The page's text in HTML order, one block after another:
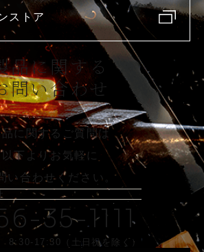
ストア
品に関する
問い合わせ
品に関するご質問は
以下よりお気軽に
い合わせください。
35-1111
8:30-17:30（土日祝を除く）